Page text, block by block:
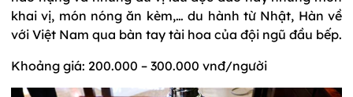
khai vị, món nóng ăn kèm,… du hành từ Nhật, Hàn về
với Việt Nam qua bàn tay tài hoa của đội ngũ đầu bếp.
Khoảng giá: 200.000 – 300.000 vnđ/người